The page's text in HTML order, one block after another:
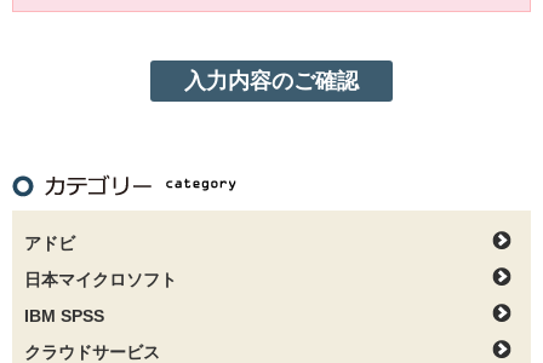
アドビ
日本マイクロソフト
IBM SPSS
クラウドサービス